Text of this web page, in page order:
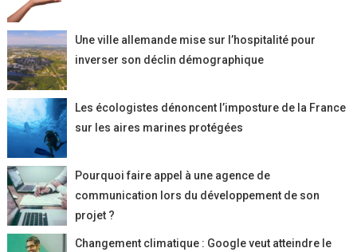
Une ville allemande mise sur l’hospitalité pour
inverser son déclin démographique
Les écologistes dénoncent l’imposture de la France
sur les aires marines protégées
Pourquoi faire appel à une agence de
communication lors du développement de son
projet ?
Changement climatique : Google veut atteindre le